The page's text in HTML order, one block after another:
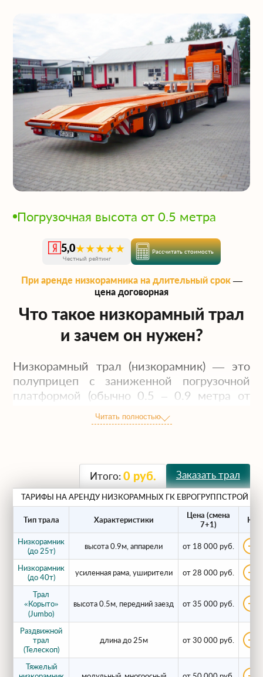
Погрузочная высота от 0.5 метра
5,0★★★★★
Честный рейтинг
Рассчитать стоимость
При аренде низкорамника на длительный срок—
цена договорная
Что такое низкорамный трал
и зачем он нужен?
Низкорамный трал (низкорамник) — это
полуприцеп с заниженной погрузочной
платформой (обычно 0.5 – 0.9 метра от
земли). Такая конструкция позволяет
перевозить крупногабаритные и высокие
грузовик не проедет.
Виды наших низкорамных
платформ
В парке ГК ЕВРОГРУППСТРОЙ 2
представлены различные модификации
низкорамников:
Легкие (до 25 тонн):для перевозки
бытовок, катков и легкой
спецтехники.
Средние (до 45 тонн):для
Читать полностью
Итого:0 руб. Заказать трал
ТАРИФЫ НА АРЕНДУ НИЗКОРАМНЫХ ГК ЕВРОГРУППСТРОЙ 2
Тип трала Характеристики
Цена (смена
7+1)
Низкорамник
(до 25т)
высота 0.9м, аппарели от 18 000 руб.
Низкорамник
(до 40т)
усиленная рама, уширители от 28 000 руб.
Трал
«Корыто»
(Jumbo)
высота 0.5м, передний заезд от 35 000 руб.
Раздвижной
трал
(Телескоп)
длина до 25м от 30 000 руб.
Тяжелый